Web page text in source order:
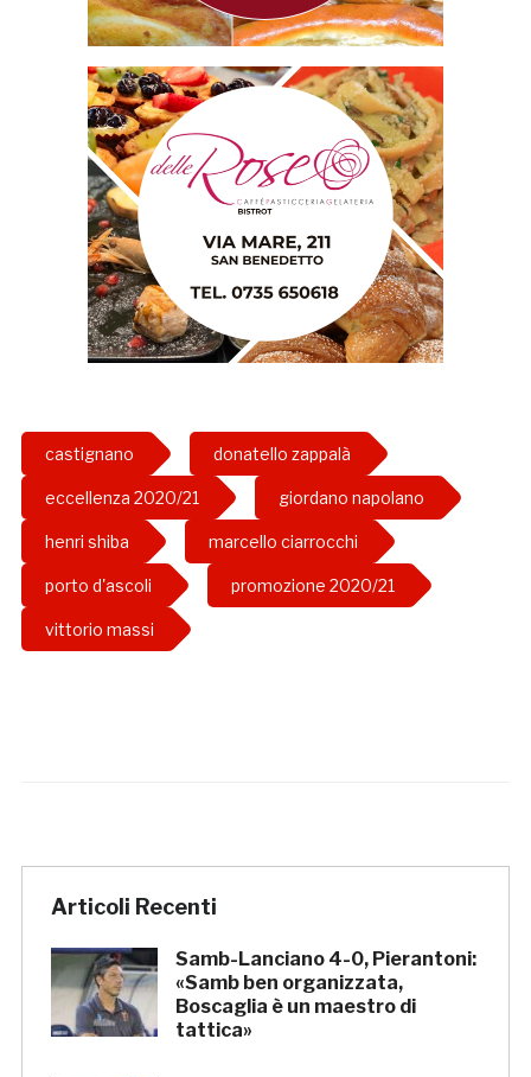
castignano donatello zappalà
eccellenza 2020/21 giordano napolano
henri shiba marcello ciarrocchi
porto d'ascoli promozione 2020/21
vittorio massi
Articoli Recenti
Samb-Lanciano 4-0, Pierantoni:
«Samb ben organizzata,
Boscaglia è un maestro di
tattica»